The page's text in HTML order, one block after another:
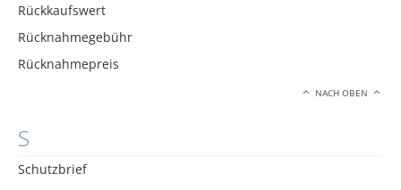
Rückkaufswert
Rücknahmegebühr
Rücknahmepreis
NACH OBEN
S
Schutzbrief